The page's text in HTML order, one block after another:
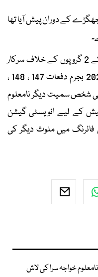
کے دوران پیش آیا تھا
جبکہ پریڈی پولیس نے ٹرانسپورٹروں کے 2 گروپوں کے خلاف سرکار
کی مدعیت مقدمہ نمبر 310 سال 2026 بجرم دفعات 147 ، 148 ،
جمعہ نامی شخص سمیت دیگر نامعلوم
کے لیے انویسٹی گیشن
میں ملوث دیگر کی
خواجہ سرا کی لاش